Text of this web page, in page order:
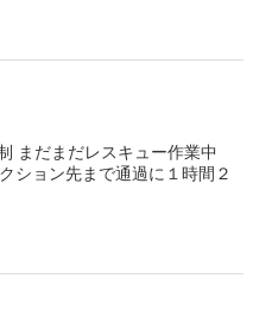
まだまだレスキュー作業中
ション先まで通過に１時間２